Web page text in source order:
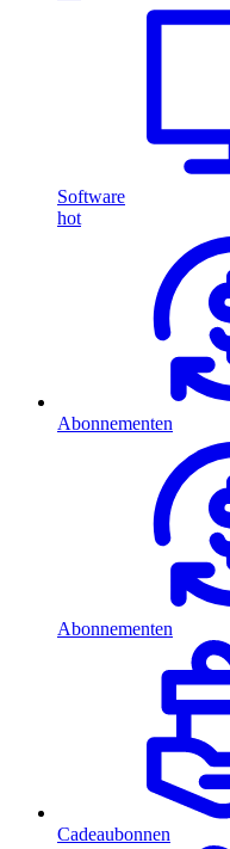
Software
hot
Abonnementen
Abonnementen
Cadeaubonnen